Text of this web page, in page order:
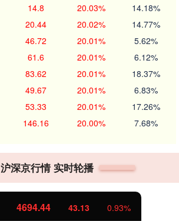
14.8 20.03% 14.18%
20.44 20.02% 14.77%
46.72 20.01% 5.62%
61.6 20.01% 6.12%
83.62 20.01% 18.37%
49.67 20.01% 6.83%
53.33 20.01% 17.26%
146.16 20.00% 7.68%
沪深京行情 实时轮播
1134.24 11.37 1.01%